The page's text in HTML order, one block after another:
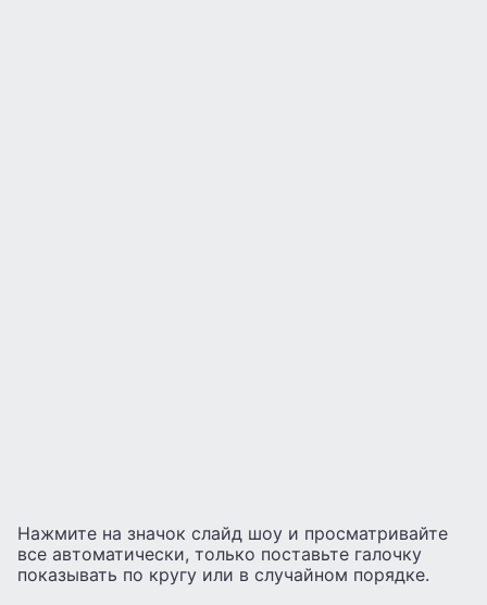
Нажмите на значок слайд шоу и просматривайте
все автоматически, только поставьте галочку
показывать по кругу или в случайном порядке.